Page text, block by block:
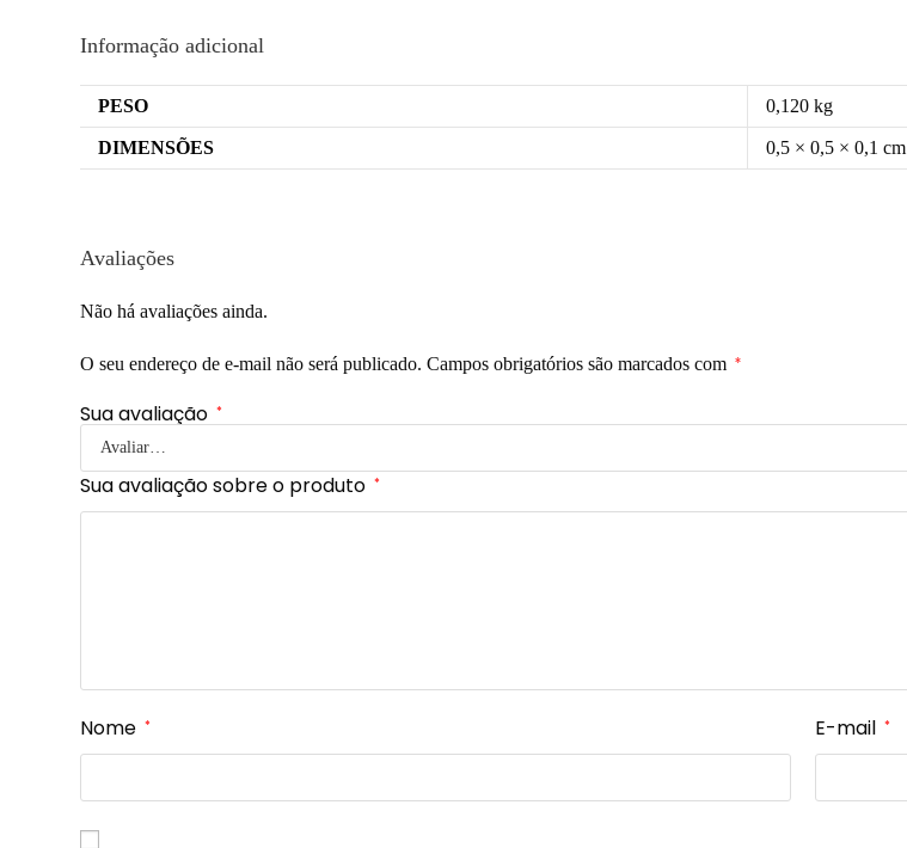
Informação adicional
PESO 0,120 kg
DIMENSÕES 0,5 × 0,5 × 0,1 cm
Avaliações
Não há avaliações ainda.
O seu endereço de e-mail não será publicado. Campos obrigatórios são marcados com *
Sua avaliação *
Sua avaliação sobre o produto *
Nome * E-mail *